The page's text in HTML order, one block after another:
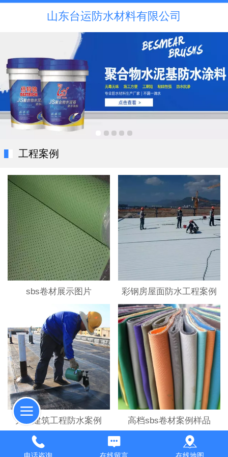
山东台运防水材料有限公司
工程案例
sbs卷材展示图片 彩钢房屋面防水工程案例
大型建筑工程防水案例 高档sbs卷材案例样品